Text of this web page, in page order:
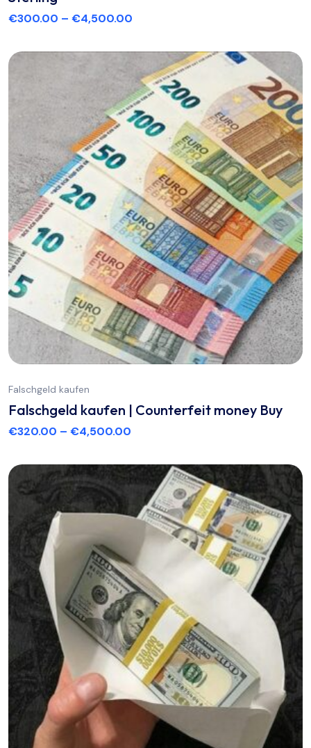
€300.00 – €4,500.00
Falschgeld kaufen
Falschgeld kaufen | Counterfeit money Buy
€320.00 – €4,500.00